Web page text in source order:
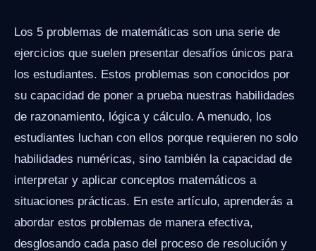
Los 5 problemas de matemáticas son una serie de
ejercicios que suelen presentar desafíos únicos para
los estudiantes. Estos problemas son conocidos por
su capacidad de poner a prueba nuestras habilidades
de razonamiento, lógica y cálculo. A menudo, los
estudiantes luchan con ellos porque requieren no solo
habilidades numéricas, sino también la capacidad de
interpretar y aplicar conceptos matemáticos a
situaciones prácticas. En este artículo, aprenderás a
abordar estos problemas de manera efectiva,
desglosando cada paso del proceso de resolución y